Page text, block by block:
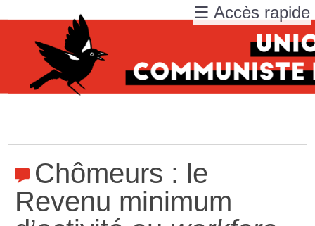
Chômeurs : le
Revenu minimum
☰ Accès rapide